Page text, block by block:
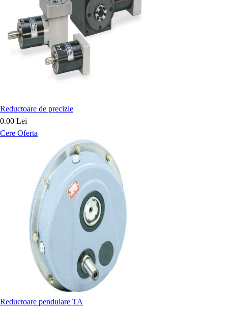
Reductoare de precizie
0.00 Lei
Cere Oferta
Reductoare pendulare TA